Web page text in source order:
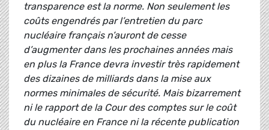
transparence est la norme. Non seulement les
coûts engendrés par l’entretien du parc
nucléaire français n’auront de cesse
d’augmenter dans les prochaines années mais
en plus la France devra investir très rapidement
des dizaines de milliards dans la mise aux
normes minimales de sécurité. Mais bizarrement
ni le rapport de la Cour des comptes sur le coût
du nucléaire en France ni la récente publication